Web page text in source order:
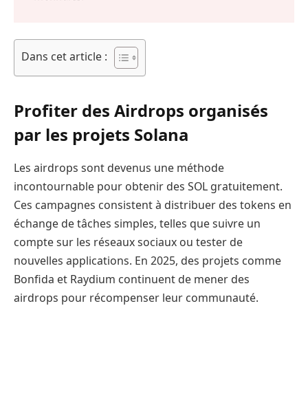
Dans cet article :
Profiter des Airdrops organisés
par les projets Solana
Les airdrops sont devenus une méthode
incontournable pour obtenir des SOL gratuitement.
Ces campagnes consistent à distribuer des tokens en
échange de tâches simples, telles que suivre un
compte sur les réseaux sociaux ou tester de
nouvelles applications. En 2025, des projets comme
Bonfida et Raydium continuent de mener des
airdrops pour récompenser leur communauté.